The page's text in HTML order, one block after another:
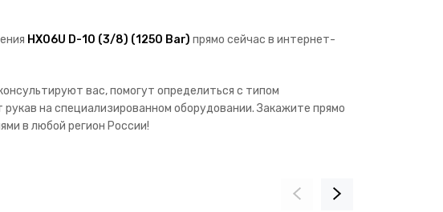
HX06U D-10 (3/8) (1250 Bar) прямо сейчас в интернет-
вас, помогут определиться с типом
на специализированном оборудовании. Закажите прямо
в любой регион России!